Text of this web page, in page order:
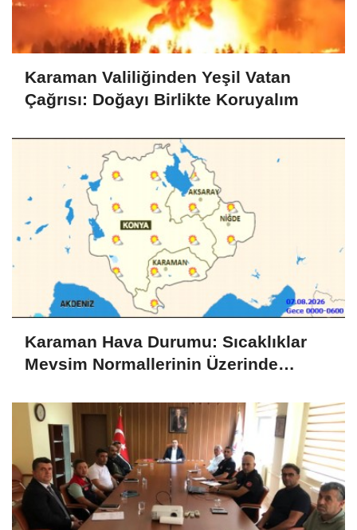
Karaman Valiliğinden Yeşil Vatan
Çağrısı: Doğayı Birlikte Koruyalım
Karaman Hava Durumu: Sıcaklıklar
Mevsim Normallerinin Üzerinde